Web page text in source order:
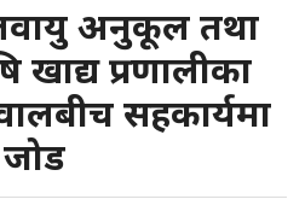
अनुकूल तथा
खाद्य प्रणालीका
सहकार्यमा
जोड